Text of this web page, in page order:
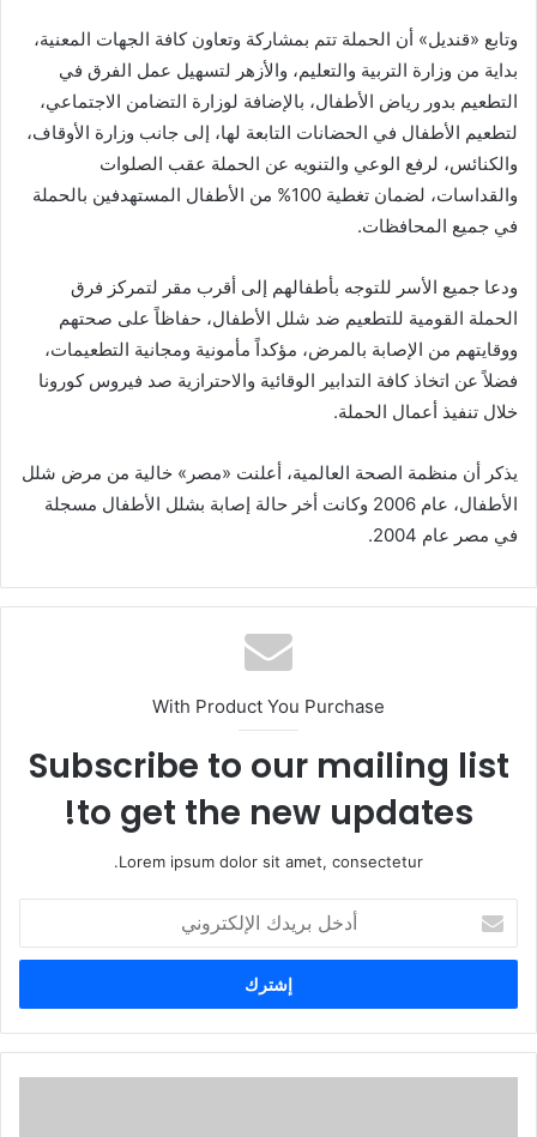
وتابع «قنديل» أن الحملة تتم بمشاركة وتعاون كافة الجهات المعنية،
بداية من وزارة التربية والتعليم، والأزهر لتسهيل عمل الفرق في
التطعيم بدور رياض الأطفال، بالإضافة لوزارة التضامن الاجتماعي،
لتطعيم الأطفال في الحضانات التابعة لها، إلى جانب وزارة الأوقاف،
والكنائس، لرفع الوعي والتنويه عن الحملة عقب الصلوات
والقداسات، لضمان تغطية 100% من الأطفال المستهدفين بالحملة
في جميع المحافظات.
ودعا جميع الأسر للتوجه بأطفالهم إلى أقرب مقر لتمركز فرق
الحملة القومية للتطعيم ضد شلل الأطفال، حفاظاً على صحتهم
ووقايتهم من الإصابة بالمرض، مؤكداً مأمونية ومجانية التطعيمات،
فضلاً عن اتخاذ كافة التدابير الوقائية والاحترازية صد فيروس كورونا
خلال تنفيذ أعمال الحملة.
يذكر أن منظمة الصحة العالمية، أعلنت «مصر» خالية من مرض شلل
الأطفال، عام 2006 وكانت أخر حالة إصابة بشلل الأطفال مسجلة
في مصر عام 2004.
With Product You Purchase
Subscribe to our mailing list
to get the new updates!
Lorem ipsum dolor sit amet, consectetur.
خ
ب
ر